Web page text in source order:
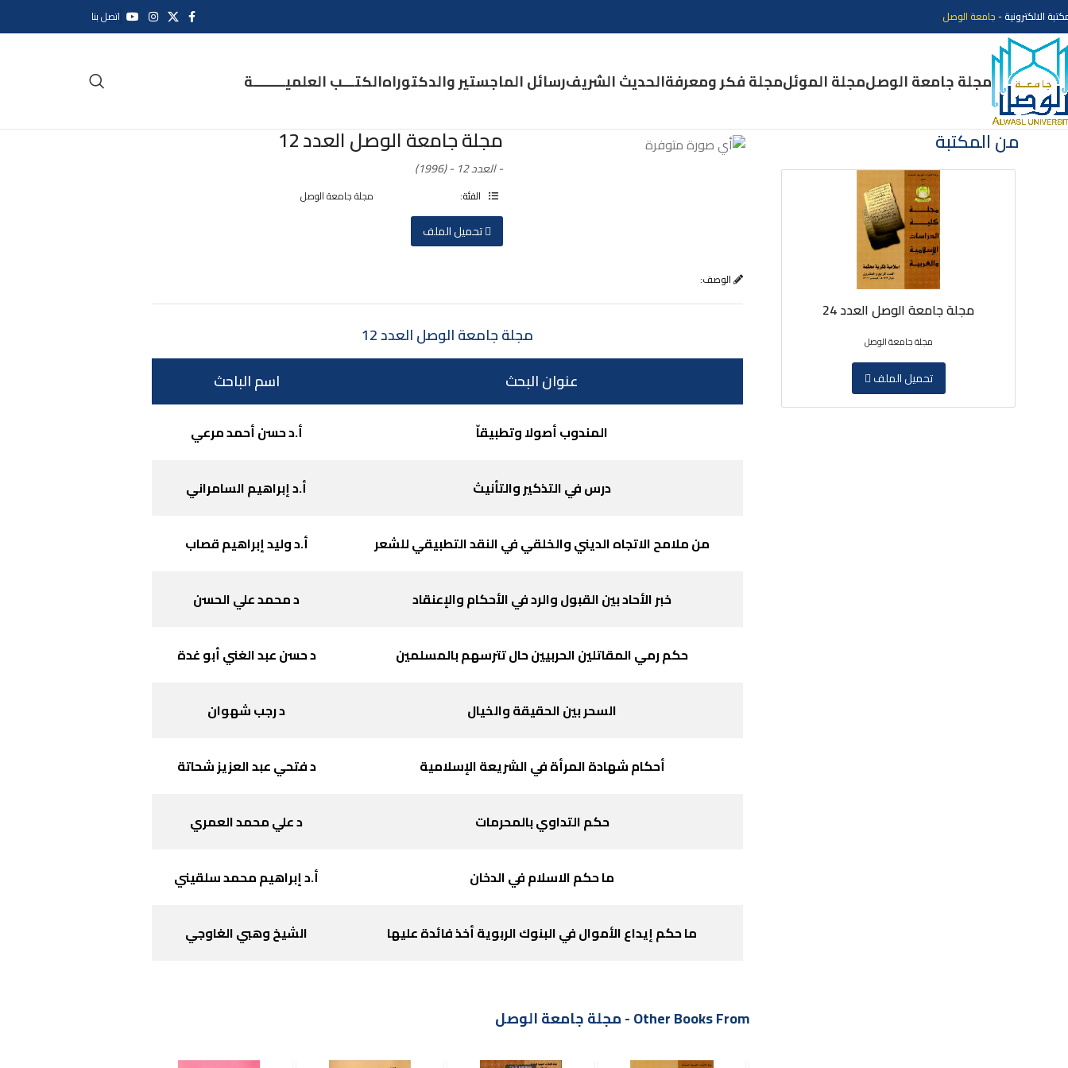
الالكترونية -جامعة الوصل اتصل بنا
مجلة جامعة الوصلمجلة الموئلمجلة فكر ومعرفةالحديث الشريفرسائل الماجستير والدكتوراهالكتـــب العلميــــــــة
مجلة جامعة الوصل العدد 12
- العدد 12 - (1996)
الفئة: مجلة جامعة الوصل
تحميل الملف
الوصف:
مجلة جامعة الوصل العدد 12
عنوان البحث
اسم الباحث
المندوب أصولا وتطبيقاّ أ.د حسن أحمد مرعي
درس في التذكير والتأنيث أ.د إبراهيم السامراني
من ملامح الاتجاه الديني والخلقي في النقد التطبيقي للشعر أ.د وليد إبراهيم قصاب
خبر الأحاد بين القبول والرد في الأحكام والإعنقاد د محمد علي الحسن
حكم رمي المقاتلين الحربيين حال تترسهم بالمسلمين د حسن عبد الغني أبو غدة
السحر بين الحقيقة والخيال د رجب شهوان
أحكام شهادة المرأة في الشريعة الإسلامية د فتحي عبد العزيز شحاتة
حكم التداوي بالمحرمات د علي محمد العمري
ما حكم الاسلام في الدخان أ.د إبراهيم محمد سلقيني
ما حكم إيداع الأموال في البنوك الربوية أخذ فائدة عليها الشيخ وهبي الغاوجي
Other Books From - مجلة جامعة الوصل
من المكتبة
مجلة جامعة الوصل العدد 24
مجلة جامعة الوصل
تحميل الملف
مجلة جامعة الوصل العدد 22 مجلة جامعة الوصل العدد 15
مجلة جامعة الوصل